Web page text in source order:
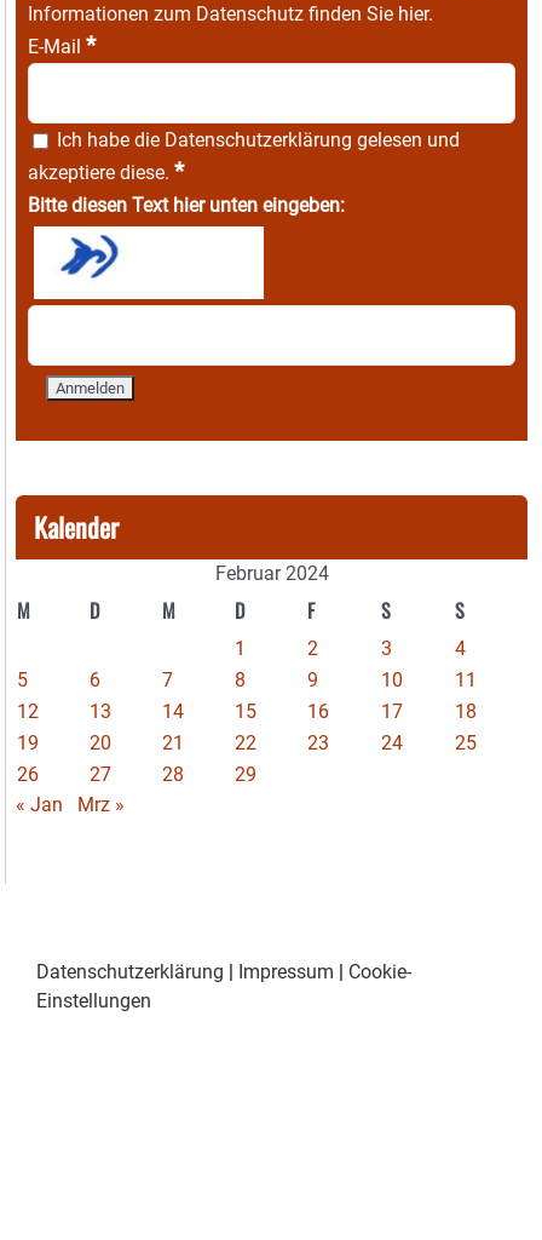
Informationen zum Datenschutz finden Sie hier.
E-Mail *
Ich habe die Datenschutzerklärung gelesen und
akzeptiere diese. *
Bitte diesen Text hier unten eingeben:
Kalender
Februar 2024
M D M D F S S
1 2 3
4
5
6 7 8 9 10
11
12
13 14 15 16 17
18
19
20 21 22 23 24
25
26
27 28
29
« Jan
Mrz »
Datenschutzerklärung | Impressum | Cookie-
Einstellungen